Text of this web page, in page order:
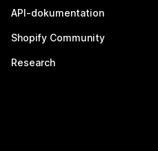
API-dokumentation
Shopify Community
Research